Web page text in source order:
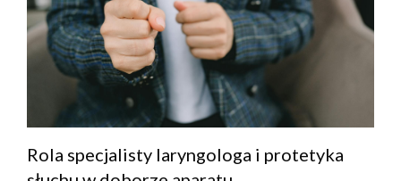
Rola specjalisty laryngologa i protetyka